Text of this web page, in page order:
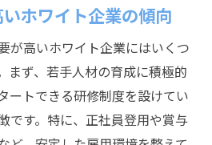
ホワイト企業の傾向
が高いホワイト企業にはいくつ
まず、若手人材の育成に積極的
ートできる研修制度を設けてい
です。特に、正社員登用や賞与